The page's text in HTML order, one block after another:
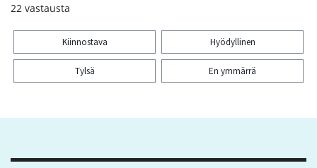
22 vastausta
Kiinnostava Hyödyllinen
Tylsä En ymmärrä